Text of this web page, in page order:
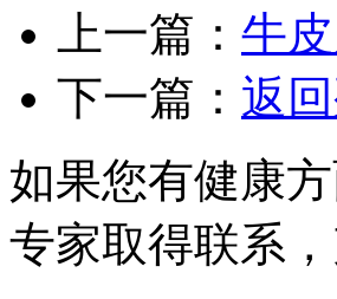
上一篇： 牛
下一篇： 返
如果您有健康
专家取得联系